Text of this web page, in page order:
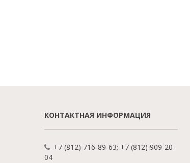
КОНТАКТНАЯ ИНФОРМАЦИЯ
+7 (812) 716-89-63; +7 (812) 909-20-
04